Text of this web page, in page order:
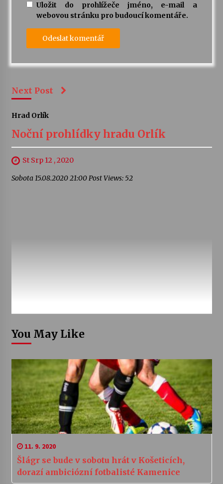
Uložit do prohlížeče jméno, e-mail a
webovou stránku pro budoucí komentáře.
Next Post
Hrad Orlík
Noční prohlídky hradu Orlík
St Srp 12 , 2020
Sobota 15.08.2020 21:00 Post Views: 52
You May Like
11. 9. 2020
Šlágr se bude v sobotu hrát v Košeticích,
dorazí ambiciózní fotbalisté Kamenice